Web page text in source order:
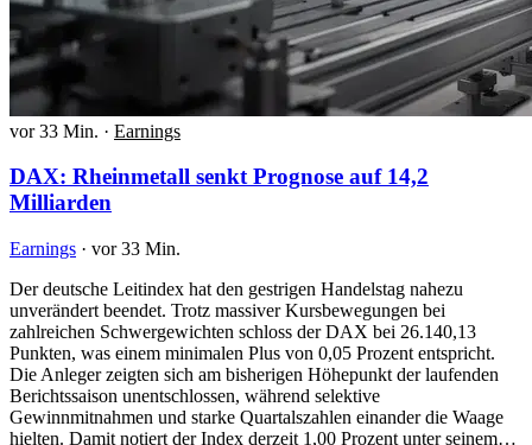
vor 33 Min. · Earnings
DAX: Rheinmetall senkt Prognose auf 14,2
Milliarden
Earnings · vor 33 Min.
Der deutsche Leitindex hat den gestrigen Handelstag nahezu
unverändert beendet. Trotz massiver Kursbewegungen bei
zahlreichen Schwergewichten schloss der DAX bei 26.140,13
Punkten, was einem minimalen Plus von 0,05 Prozent entspricht.
Die Anleger zeigten sich am bisherigen Höhepunkt der laufenden
Berichtssaison unentschlossen, während selektive
Gewinnmitnahmen und starke Quartalszahlen einander die Waage
hielten. Damit notiert der Index derzeit 1,00 Prozent unter seinem…